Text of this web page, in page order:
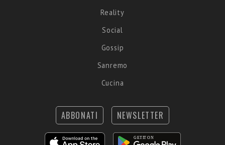
Reality
Social
Gossip
Sanremo
Cucina
ABBONATI NEWSLETTER